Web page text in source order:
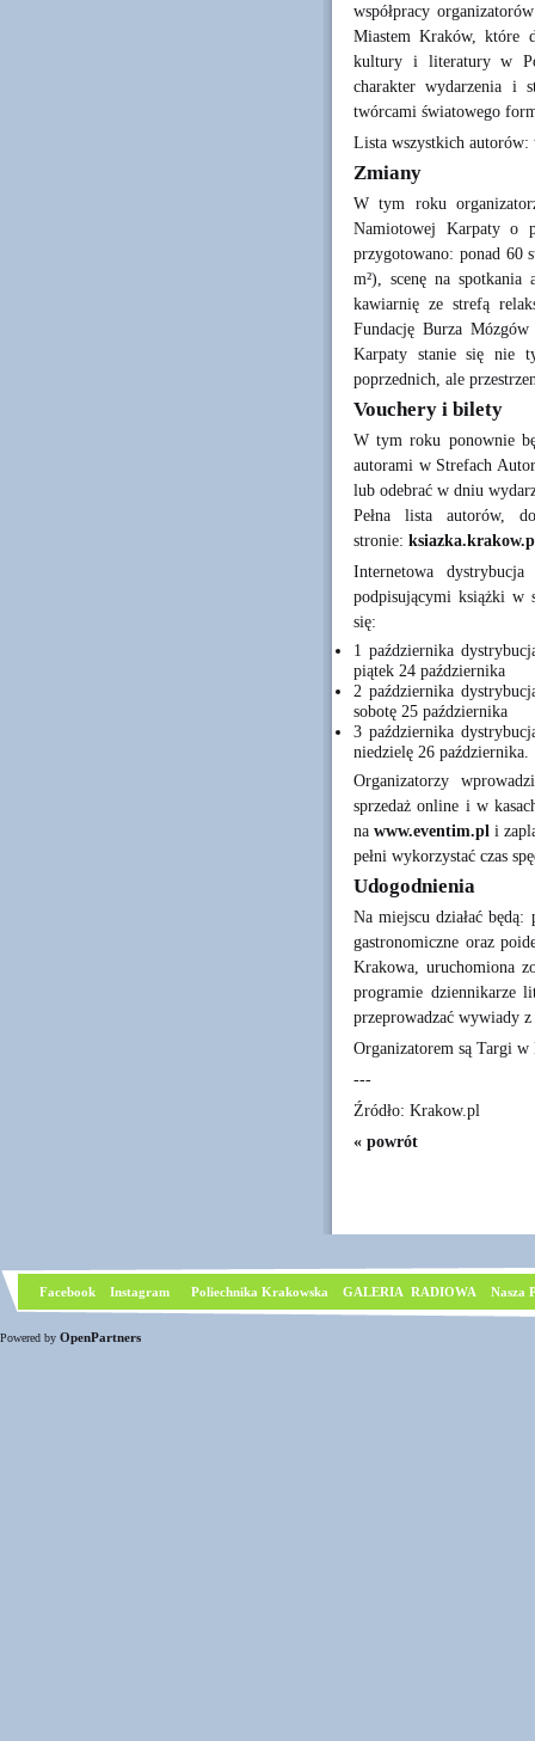
współpracy
Miastem Kraków, które
kultury i literatury w
charakter wydarzenia i
twórcami światowego
Lista wszystkich autorów:
Zmiany
W tym roku
Namiotowej Karpaty o
przygotowano: ponad 60
m²), scenę na
kawiarnię ze strefą
Fundację Burza
Karpaty stanie się nie
poprzednich, ale
Vouchery i bilety
W tym roku ponownie
autorami w Strefach
lub odebrać w dniu
Pełna lista autorów,
stronie:
Internetowa
podpisującymi książki w
się:
1 października
piątek 24 października
2 października
sobotę 25 października
3 października
niedzielę 26 października.
Organizatorzy
sprzedaż online i w
na www.eventim.pl i
pełni wykorzystać czas
Udogodnienia
Na miejscu działać
gastronomiczne oraz
Krakowa, uruchomiona
programie dziennikarze
przeprowadzać wywiady
Organizatorem są Targi
---
Źródło: Krakow.pl
« powrót
Facebook Instagram Poliechnika Krakowska GALERIA RADIOWA Nasza
Powered by OpenPartners